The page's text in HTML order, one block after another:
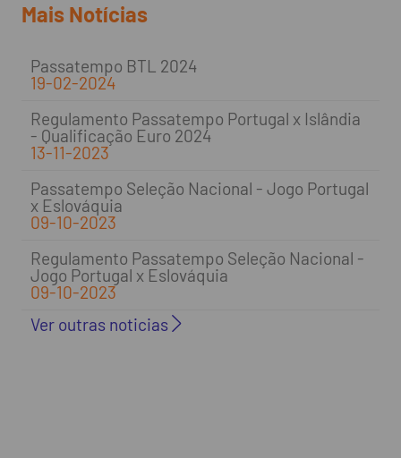
Mais Notícias
Passatempo BTL 2024
19-02-2024
Regulamento Passatempo Portugal x Islândia
- Qualificação Euro 2024
13-11-2023
Passatempo Seleção Nacional - Jogo Portugal
x Eslováquia
09-10-2023
Regulamento Passatempo Seleção Nacional -
Jogo Portugal x Eslováquia
09-10-2023
Ver outras noticias